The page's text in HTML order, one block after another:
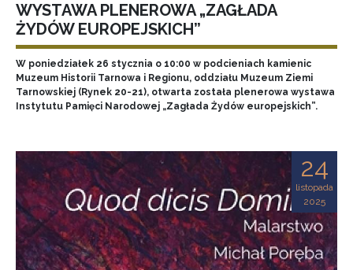
WYSTAWA PLENEROWA „ZAGŁADA
ŻYDÓW EUROPEJSKICH”
W poniedziałek 26 stycznia o 10:00 w podcieniach kamienic
Muzeum Historii Tarnowa i Regionu, oddziału Muzeum Ziemi
Tarnowskiej (Rynek 20-21), otwarta została plenerowa wystawa
Instytutu Pamięci Narodowej „Zagłada Żydów europejskich”.
24
listopada
2025